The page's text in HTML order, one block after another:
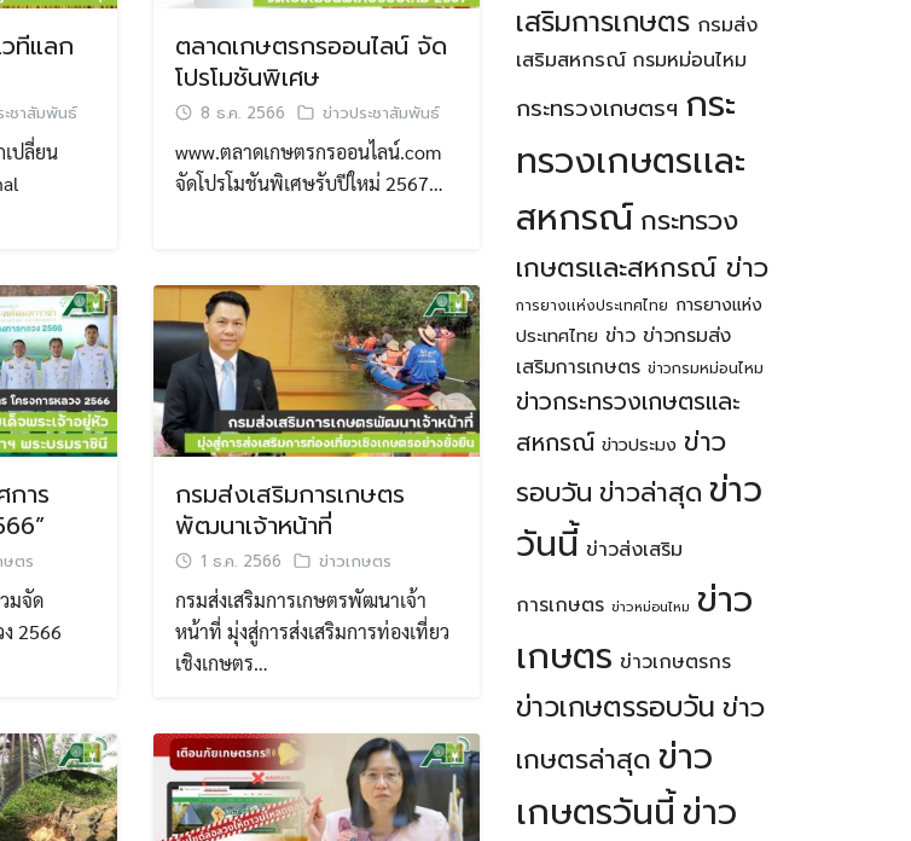
Search
ทีแลก
ะชาสัมพันธ์
เปลี่ยน
ตลาดเกษตรกรออนไลน์ จัด
โปรโมชันพิเศษ
8 ธ.ค. 2566 ข่าวประชาสัมพันธ์
www.ตลาดเกษตรกรออนไลน์.com
จัดโปรโมชันพิเศษรับปีใหม่ 2567…
าร
ษตร
มจัด
2566
กรมส่งเสริมการเกษตร
พัฒนาเจ้าหน้าที่
1 ธ.ค. 2566 ข่าวเกษตร
กรมส่งเสริมการเกษตรพัฒนาเจ้า
หน้าที่ มุ่งสู่การส่งเสริมการท่องเที่ยว
เชิงเกษตร…
เสริมการเกษตร กรมส่ง
เสริมสหกรณ์ กรมหม่อนไหม
กระทรวงเกษตรฯ กระ
ทรวงเกษตรเเละ
สหกรณ์ กระทรวง
เกษตรเเละสหกรณ์ ข่าว
การยางเเห่งประเทศไทย การยางแห่ง
ประเทศไทย ข่าว ข่าวกรมส่ง
เสริมการเกษตร ข่าวกรมหม่อนไหม
ข่าวกระทรวงเกษตรเเละ
สหกรณ์ ข่าวประมง ข่าว
รอบวัน ข่าวล่าสุด ข่าว
วันนี้ ข่าวส่งเสริม
การเกษตร ข่าวหม่อนไหม ข่าว
เกษตร ข่าวเกษตรกร
ข่าวเกษตรรอบวัน ข่าว
เกษตรล่าสุด ข่าว
เกษตรวันนี้ ข่าว